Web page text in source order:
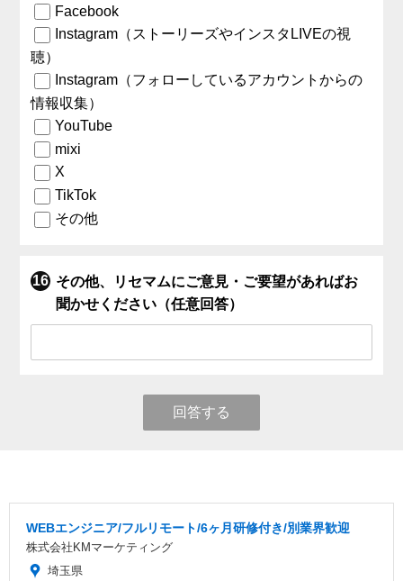
Facebook
Instagram（ストーリーズやインスタLIVEの視
聴）
Instagram（フォローしているアカウントからの
情報収集）
YouTube
mixi
X
TikTok
その他
その他、リセマムにご意見・ご要望があればお
聞かせください（任意回答）
回答する
WEBエンジニア/フルリモート/6ヶ月研修付き/別業界歓迎
株式会社KMマーケティング
埼玉県